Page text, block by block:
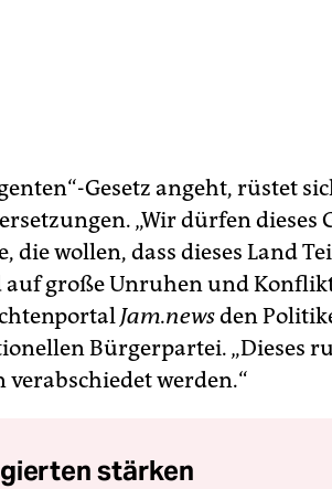
Gesetz angeht, rüstet
„Wir dürfen dieses
die wollen, dass dieses Land
große Unruhen und
Jam.newsden
Bürgerpartei. „Dieses
verabschiedet werden.“
stärken